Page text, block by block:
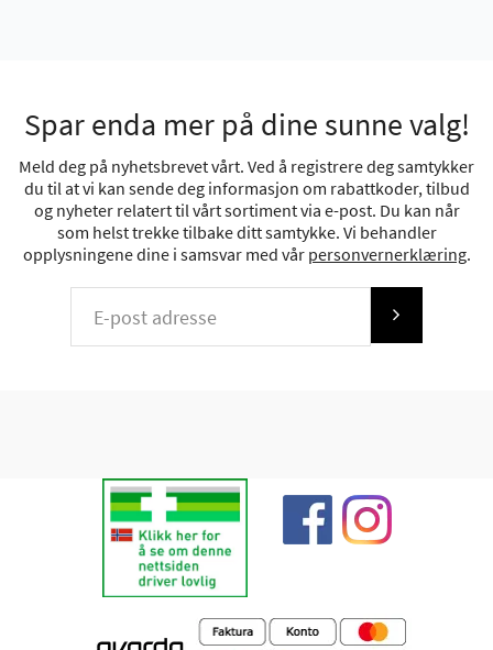
Spar enda mer på dine sunne valg!
Meld deg på nyhetsbrevet vårt. Ved å registrere deg samtykker
du til at vi kan sende deg informasjon om rabattkoder, tilbud
og nyheter relatert til vårt sortiment via e-post. Du kan når
som helst trekke tilbake ditt samtykke. Vi behandler
opplysningene dine i samsvar med vår personvernerklæring.